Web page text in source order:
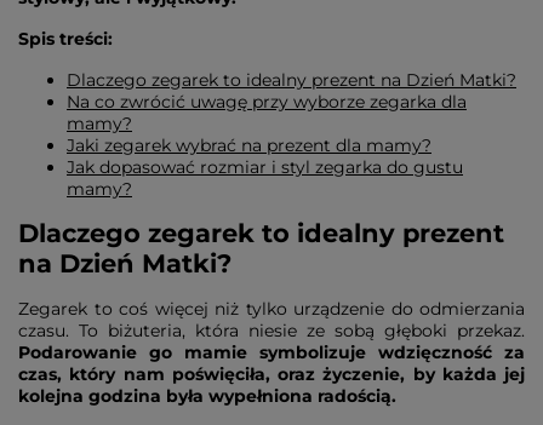
Spis treści:
Dlaczego zegarek to idealny prezent na Dzień Matki?
Na co zwrócić uwagę przy wyborze zegarka dla
mamy?
Jaki zegarek wybrać na prezent dla mamy?
Jak dopasować rozmiar i styl zegarka do gustu
mamy?
Dlaczego zegarek to idealny prezent
na Dzień Matki?
Zegarek to coś więcej niż tylko urządzenie do odmierzania
czasu. To biżuteria, która niesie ze sobą głęboki przekaz.
Podarowanie go mamie symbolizuje wdzięczność za
czas, który nam poświęciła, oraz życzenie, by każda jej
kolejna godzina była wypełniona radością.